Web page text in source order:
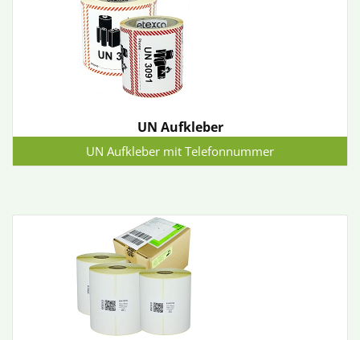
UN Aufkleber
UN Aufkleber mit Telefonnummer